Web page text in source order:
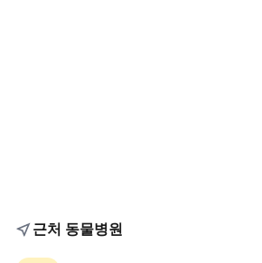
근처 동물병원